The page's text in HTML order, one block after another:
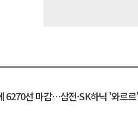
6270선 마감…삼전·SK하닉 '와르